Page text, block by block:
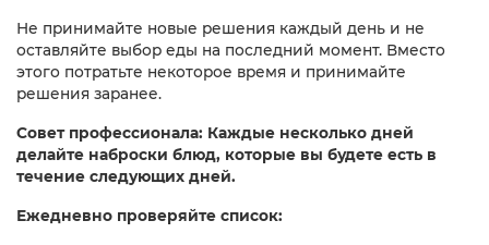
Не принимайте новые решения каждый день и не
оставляйте выбор еды на последний момент. Вместо
этого потратьте некоторое время и принимайте
решения заранее.
Совет профессионала: Каждые несколько дней
делайте наброски блюд, которые вы будете есть в
течение следующих дней.
Ежедневно проверяйте список: